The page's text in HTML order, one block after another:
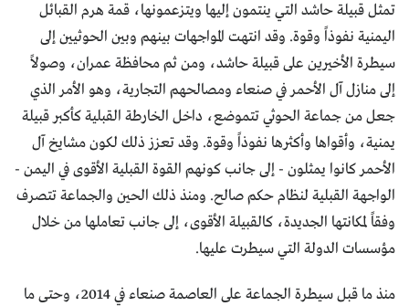
تمثل قبيلة حاشد التي ينتمون إليها ويتزعمونها، قمة هرم القبائل
اليمنية نفوذاً وقوة. وقد انتهت المواجهات بينهم وبين الحوثيين إلى
سيطرة الأخيرين على قبيلة حاشد، ومن ثم محافظة عمران، وصولاً
إلى منازل آل الأحمر في صنعاء ومصالحهم التجارية، وهو الأمر الذي
جعل من جماعة الحوثي تتموضع، داخل الخارطة القبلية كأكبر قبيلة
يمنية، وأقواها وأكثرها نفوذاً وقوة. وقد تعزز ذلك لكون مشايخ آل
الأحمر كانوا يمثلون - إلى جانب كونهم القوة القبلية الأقوى في اليمن -
الواجهة القبلية لنظام حكم صالح. ومنذ ذلك الحين والجماعة تتصرف
وفقاً لمكانتها الجديدة، كالقبيلة الأقوى، إلى جانب تعاملها من خلال
مؤسسات الدولة التي سيطرت عليها.
منذ ما قبل سيطرة الجماعة على العاصمة صنعاء في 2014، وحتى ما